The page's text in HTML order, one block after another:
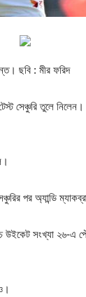
ছবি : মীর ফরিদ
তুলে নিলেন।
পর অ্যান্ডি
উইকেট সংখ্যা ২৬-এ